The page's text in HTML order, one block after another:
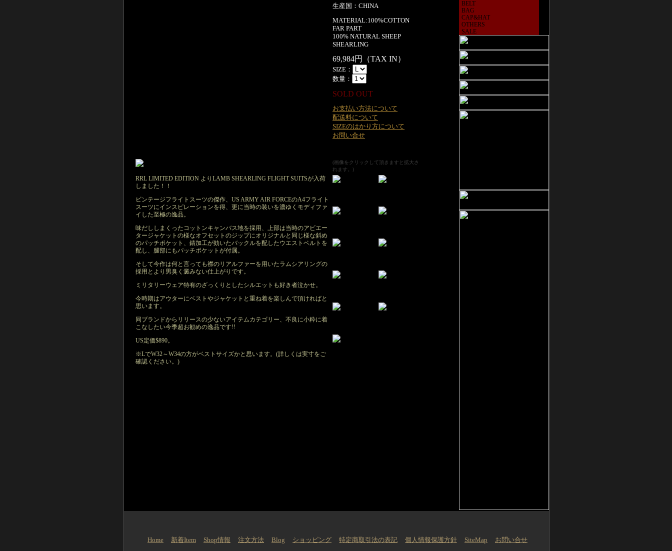
生産国：CHINA
MATERIAL:100%COTTON
FAR PART
100% NATURAL SHEEP
SHEARLING
69,984円（TAX IN）
SIZE：
数量：
SOLD OUT
お支払い方法について
配送料について
SIZEのはかり方について
お問い合せ
(画像をクリックして頂きますと拡大さ
れます。)
RRL LIMITED EDITION よりLAMB SHEARLING FLIGHT SUITSが入荷
しました！！
ビンテージフライトスーツの傑作、US ARMY AIR FORCEのA4フライト
スーツにインスピレーションを得、更に当時の装いを濃ゆくモディファ
イした至極の逸品。
味だししまくったコットンキャンバス地を採用、上部は当時のアビエー
タージャケットの様なオフセットのジップにオリジナルと同じ様な斜め
のパッチポケット、錆加工が効いたバックルを配したウエストベルトを
配し、腿部にもパッチポケットが付属。
そして今作は何と言っても襟のリアルファーを用いたラムシアリングの
採用とより男臭く澱みない仕上がりです。
ミリタリーウェア特有のざっくりとしたシルエットも好き者泣かせ。
今時期はアウターにベストやジャケットと重ね着を楽しんで頂ければと
思います。
同ブランドからリリースの少ないアイテムカテゴリー、不良に小粋に着
こなしたい今季超お勧めの逸品です!!
US定価$890。
※LでW32～W34の方がベストサイズかと思います。(詳しくは実寸をご
確認ください。)
BELT
BAG
CAP&HAT
OTHERS
SALE
Home 新着Item Shop情報 注文方法 Blog ショッピング 特定商取引法の表記 個人情報保護方針 SiteMap
お問い合せ